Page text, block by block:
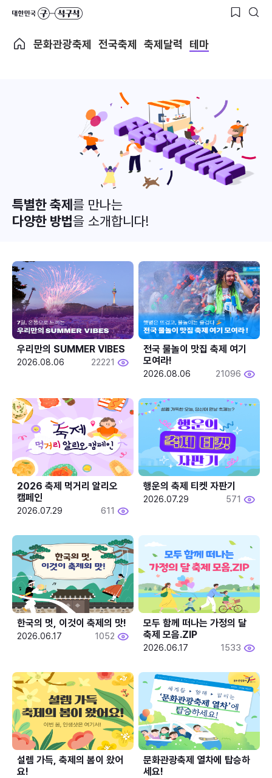
문화관광축제 전국축제 축제달력 테마
특별한 축제를 만나는
다양한 방법을 소개합니다!
우리만의 SUMMER VIBES
2026.08.06 22221
전국 물놀이 맛집 축제 여기
모여라!
2026.08.06 21096
2026 축제 먹거리 알리오
캠페인
2026.07.29 611
행운의 축제 티켓 자판기
2026.07.29 571
한국의 멋, 이것이 축제의 맛!
2026.06.17 1052
모두 함께 떠나는 가정의 달
축제 모음.ZIP
2026.06.17 1533
설렘 가득, 축제의 봄이 왔어
요!
문화관광축제 열차에 탑승하
세요!